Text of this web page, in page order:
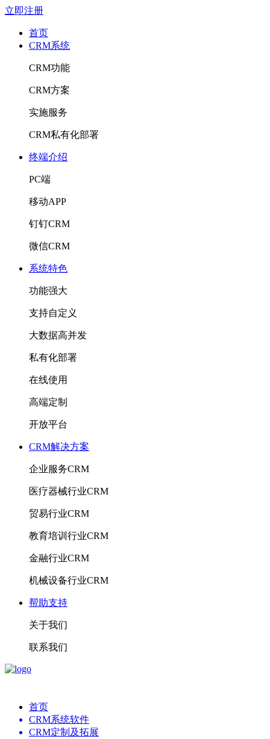
立即注册
首页
CRM系统
CRM功能
CRM方案
实施服务
CRM私有化部署
终端介绍
PC端
移动APP
钉钉CRM
微信CRM
系统特色
功能强大
支持自定义
大数据高并发
私有化部署
在线使用
高端定制
开放平台
CRM解决方案
企业服务CRM
医疗器械行业CRM
贸易行业CRM
教育培训行业CRM
金融行业CRM
机械设备行业CRM
帮助支持
关于我们
联系我们
首页
CRM系统软件
CRM定制及拓展